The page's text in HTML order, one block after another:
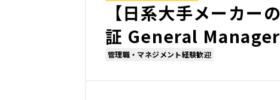
【日系大手メーカー
証 General
管理職・マネジメント経験歓迎